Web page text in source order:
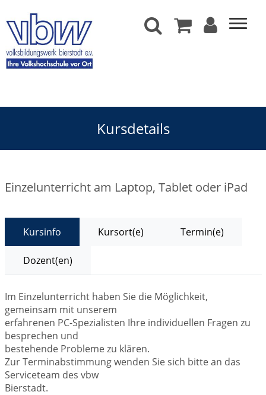
Kursdetails
Einzelunterricht am Laptop, Tablet oder iPad
Kursinfo Kursort(e) Termin(e)
Dozent(en)
Im Einzelunterricht haben Sie die Möglichkeit,
gemeinsam mit unserem
erfahrenen PC-Spezialisten Ihre individuellen Fragen zu
besprechen und
bestehende Probleme zu klären.
Zur Terminabstimmung wenden Sie sich bitte an das
Serviceteam des vbw
Bierstadt.